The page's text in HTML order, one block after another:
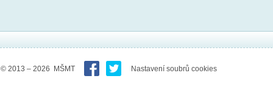
© 2013 – 2026 MŠMT Nastavení soubrů cookies